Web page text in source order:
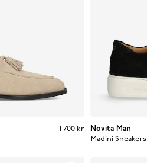
1 700 kr
1 700 kr
Novita Man
Madini Sneakers